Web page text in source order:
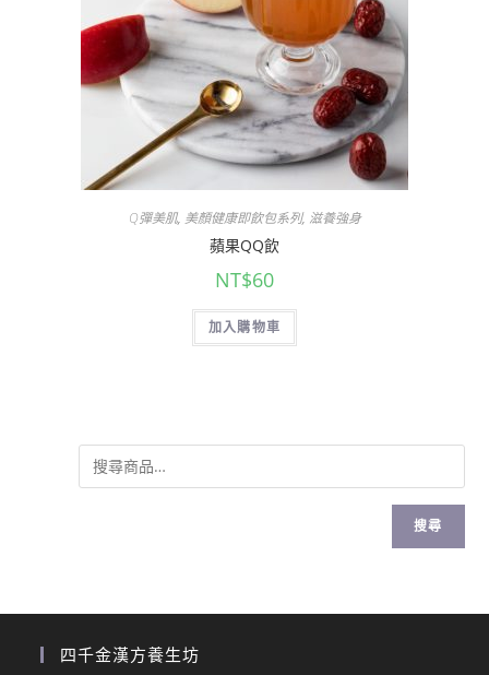
Q彈美肌, 美顏健康即飲包系列, 滋養強身
蘋果QQ飲
NT$60
加入購物車
搜尋
四千金漢方養生坊